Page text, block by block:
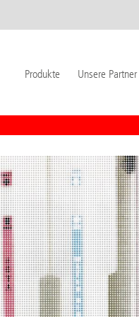
Produkte Unsere Partner